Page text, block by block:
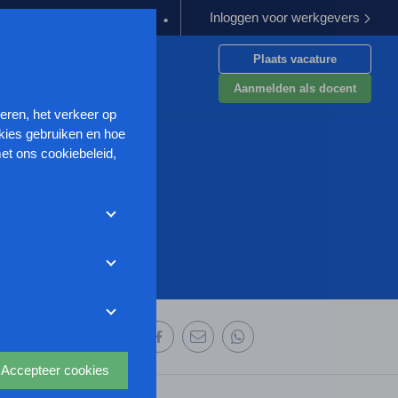
Kabinet werkt aan verbetering aanpak
Inloggen voor werkgevers
Plaats vacature
Aanmelden als docent
het verkeer op
gebruiken en hoe
ons cookiebeleid,
zonder de
website aan te
uit waarmee onder
Accepteer cookies